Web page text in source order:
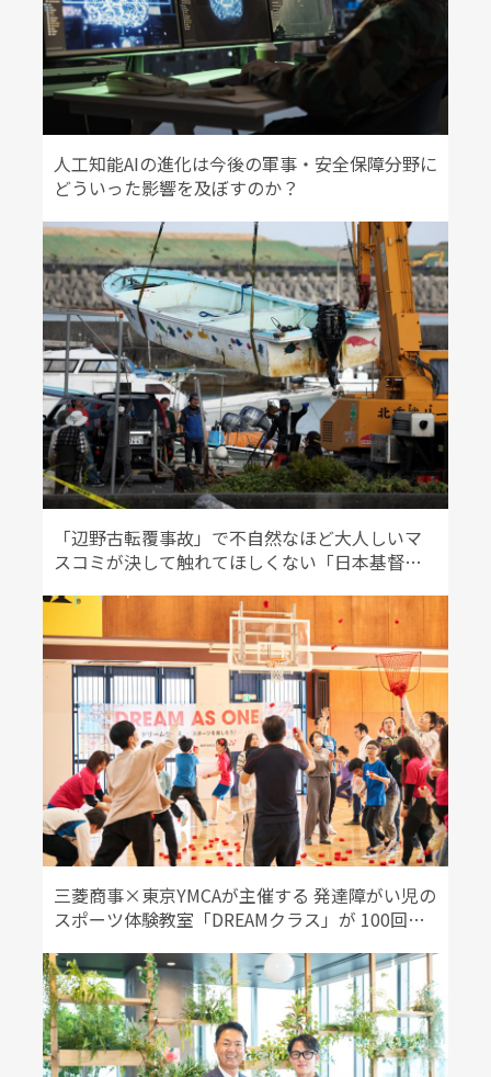
人工知能AIの進化は今後の軍事・安全保障分野に
どういった影響を及ぼすのか？
「辺野古転覆事故」で不自然なほど大人しいマ
スコミが決して触れてほしくない「日本基督教
三菱商事×東京YMCAが主催する 発達障がい児の
スポーツ体験教室「DREAMクラス」が 100回記